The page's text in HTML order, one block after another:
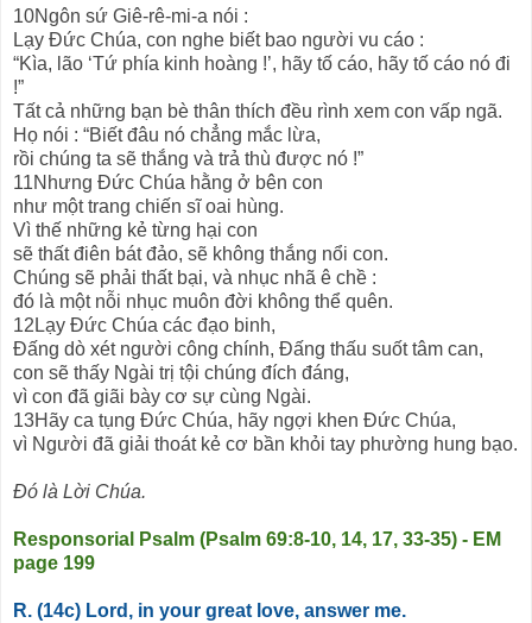
10Ngôn sứ Giê-rê-mi-a nói :
Lạy Đức Chúa, con nghe biết bao người vu cáo :
“Kìa, lão ‘Tứ phía kinh hoàng !’, hãy tố cáo, hãy tố cáo nó đi
!”
Tất cả những bạn bè thân thích đều rình xem con vấp ngã.
Họ nói : “Biết đâu nó chẳng mắc lừa,
rồi chúng ta sẽ thắng và trả thù được nó !”
11Nhưng Đức Chúa hằng ở bên con
như một trang chiến sĩ oai hùng.
Vì thế những kẻ từng hại con
sẽ thất điên bát đảo, sẽ không thắng nổi con.
Chúng sẽ phải thất bại, và nhục nhã ê chề :
đó là một nỗi nhục muôn đời không thể quên.
12Lạy Đức Chúa các đạo binh,
Đấng dò xét người công chính, Đấng thấu suốt tâm can,
con sẽ thấy Ngài trị tội chúng đích đáng,
vì con đã giãi bày cơ sự cùng Ngài.
13Hãy ca tụng Đức Chúa, hãy ngợi khen Đức Chúa,
vì Người đã giải thoát kẻ cơ bần khỏi tay phường hung bạo.
Đó là Lời Chúa.
Responsorial Psalm (Psalm 69:8-10, 14, 17, 33-35) - EM
page 199
R. (14c) Lord, in your great love, answer me.